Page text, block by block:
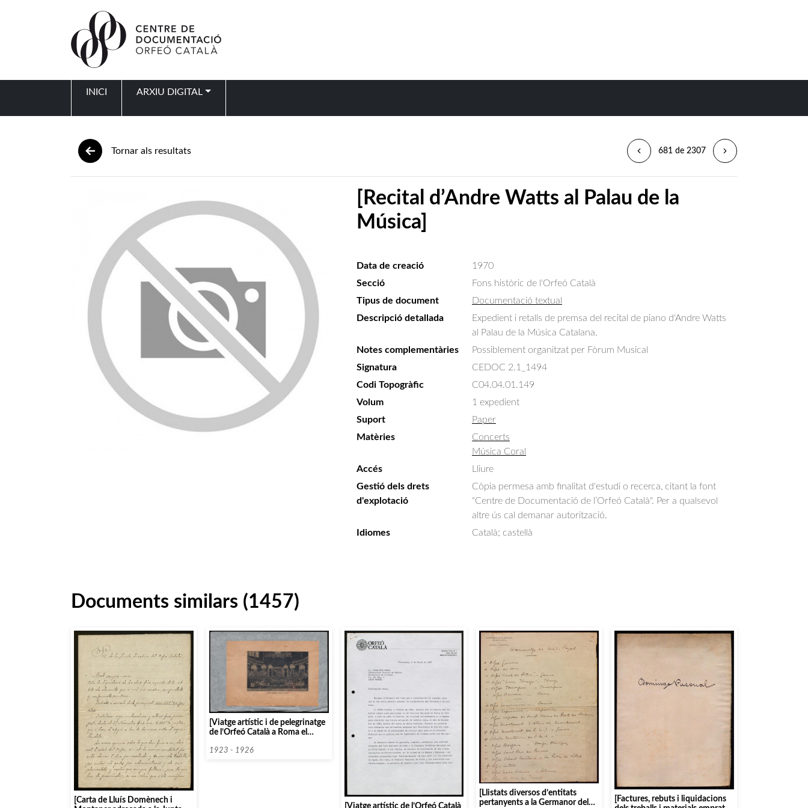
INICI ARXIU DIGITAL
Tornar als resultats 681 de 2307
[Recital d’Andre Watts al Palau de la
Música]
Data de creació
1970
Secció
Fons històric de l'Orfeó Català
Tipus de document
Documentació textual
Descripció detallada
Expedient i retalls de premsa del recital de piano d'Andre Watts
al Palau de la Música Catalana.
Notes complementàries
Possiblement organitzat per Fòrum Musical
Signatura
CEDOC 2.1_1494
Codi Topogràfic
C04.04.01.149
Volum
1 expedient
Suport
Paper
Matèries
Concerts
Música Coral
Accés
Lliure
Gestió dels drets
d'explotació
Còpia permesa amb finalitat d'estudi o recerca, citant la font
"Centre de Documentació de l’Orfeó Català". Per a qualsevol
altre ús cal demanar autorització.
Idiomes
Català; castellà
Documents similars (1457)
[Carta de Lluís Domènech i
[Viatge artístic i de pelegrinatge
de l’Orfeó Català a Roma el
1923 - 1926
[Viatge artístic de l’Orfeó Català
[Llistats diversos d’entitats
pertanyents a la Germanor dels
[Factures, rebuts i liquidacions